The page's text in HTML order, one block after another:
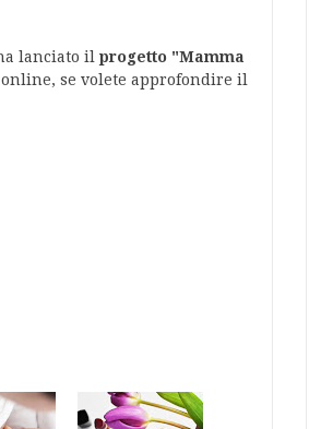
lanciato il progetto "Mamma
se volete approfondire il